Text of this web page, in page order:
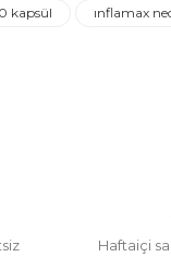
olmalı.
kapsül
ınflamax
Haftaiçi